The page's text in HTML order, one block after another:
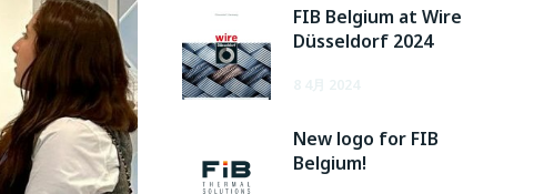
FIB Belgium at Wire
Düsseldorf 2024
New logo for FIB
Belgium!